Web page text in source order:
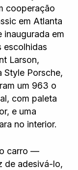
cooperação
em Atlanta
em
escolhidas
Larson,
Style Porsche,
um 963 o
com paleta
e uma
no interior.
o carro —
de adesivá-lo,